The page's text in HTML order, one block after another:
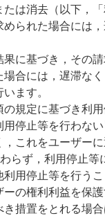
たは消去（以下，
められた場合には
果に基づき，その
場合には，遅滞な
ます。
の規定に基づき利
停止等を行わな
これをユーザーに
らず，利用停止等
利用停止等を行う
ーの権利利益を保
き措置をとれる場